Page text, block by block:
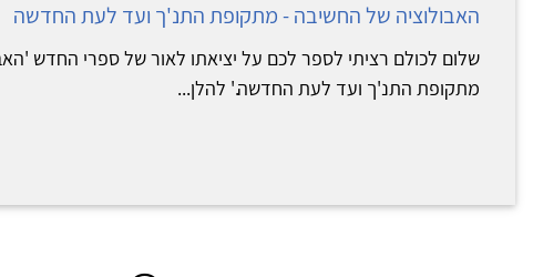
האבולוציה של החשיבה - מתקופת התנ'ך ועד לעת החדשה
שלום לכולם רציתי לספר לכם על יציאתו לאור של ספרי החדש
מתקופת התנ'ך ועד לעת החדשה.' להלן...